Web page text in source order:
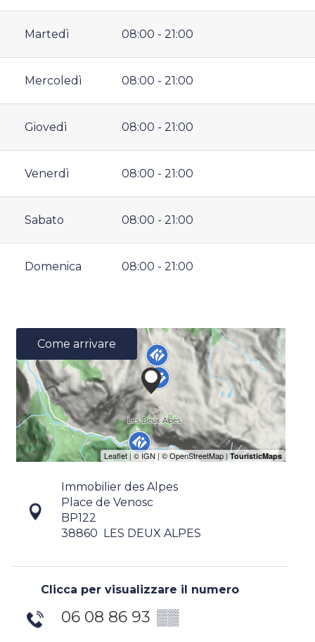
Martedì 08:00 - 21:00
Mercoledì 08:00 - 21:00
Giovedì 08:00 - 21:00
Venerdì 08:00 - 21:00
Sabato 08:00 - 21:00
Domenica 08:00 - 21:00
Come arrivare
Immobilier des Alpes
Place de Venosc
BP122
38860
LES DEUX ALPES
Clicca per visualizzare il numero
06 08 86 93 ▒▒